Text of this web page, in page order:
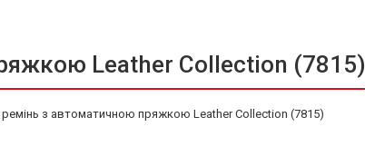
Leather Collection (7815)
ремінь з автоматичною пряжкою Leather Collection (7815)